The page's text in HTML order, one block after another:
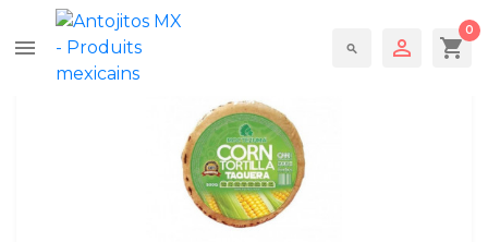
menu search  shopping_cart
0